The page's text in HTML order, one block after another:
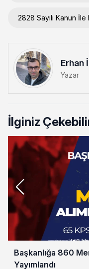
2828 Sayılı Kanun İle
Erhan
Yazar
İlginiz
Başkanlığa 860
Yayımlandı